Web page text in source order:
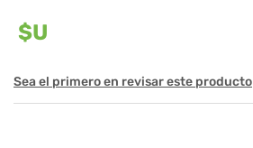
$U
Sea el primero en revisar este producto